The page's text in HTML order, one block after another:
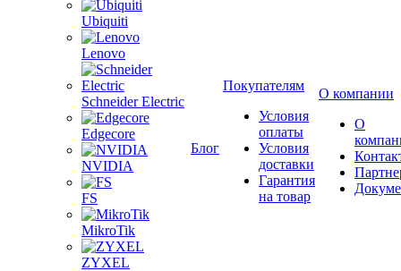
Ubiquiti
Lenovo
Schneider Electric
Edgecore
NVIDIA
FS
MikroTik
ZYXEL
Блог
Покупателям
Условия
оплаты
Условия
доставки
Гарантия
на товар
О компании
О